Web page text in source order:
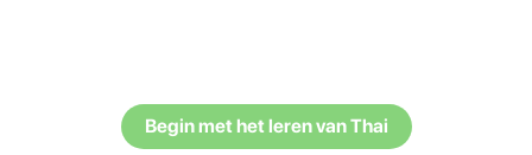
Begin met het leren van Thai